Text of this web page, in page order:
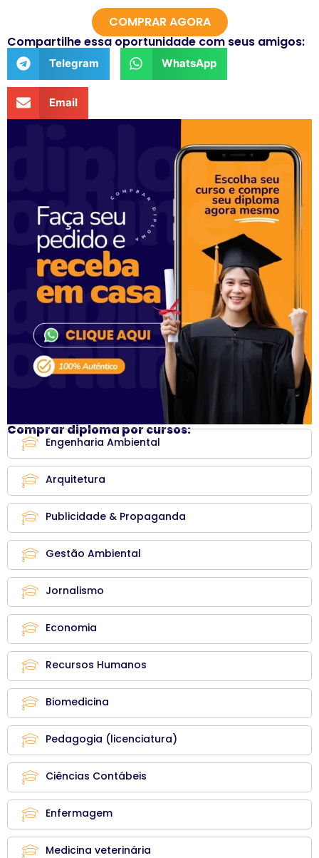
COMPRAR AGORA
Compartilhe essa oportunidade com seus amigos:
Telegram WhatsApp
Email
Comprar diploma por cursos:
Engenharia Ambiental
Arquitetura
Publicidade & Propaganda
Gestão Ambiental
Jornalismo
Economia
Recursos Humanos
Biomedicina
Pedagogia (licenciatura)
Ciências Contábeis
Enfermagem
Medicina veterinária